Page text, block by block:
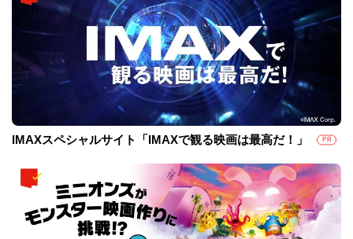
IMAXスペシャルサイト「IMAXで観る映画は最高だ！」 PR